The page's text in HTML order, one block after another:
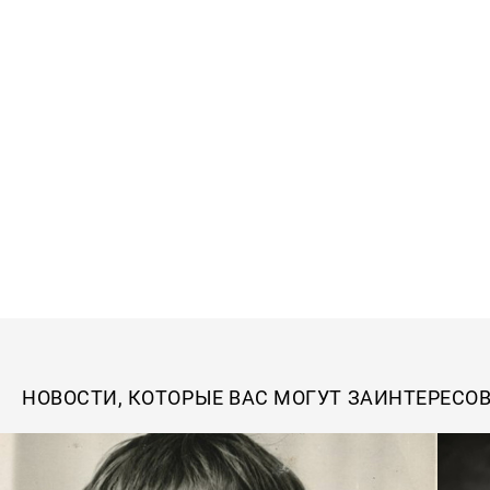
НОВОСТИ, КОТОРЫЕ ВАС МОГУТ